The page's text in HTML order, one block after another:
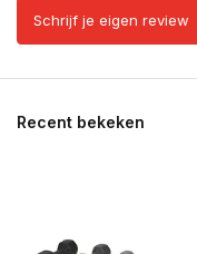
Schrijf je eigen review
Recent bekeken